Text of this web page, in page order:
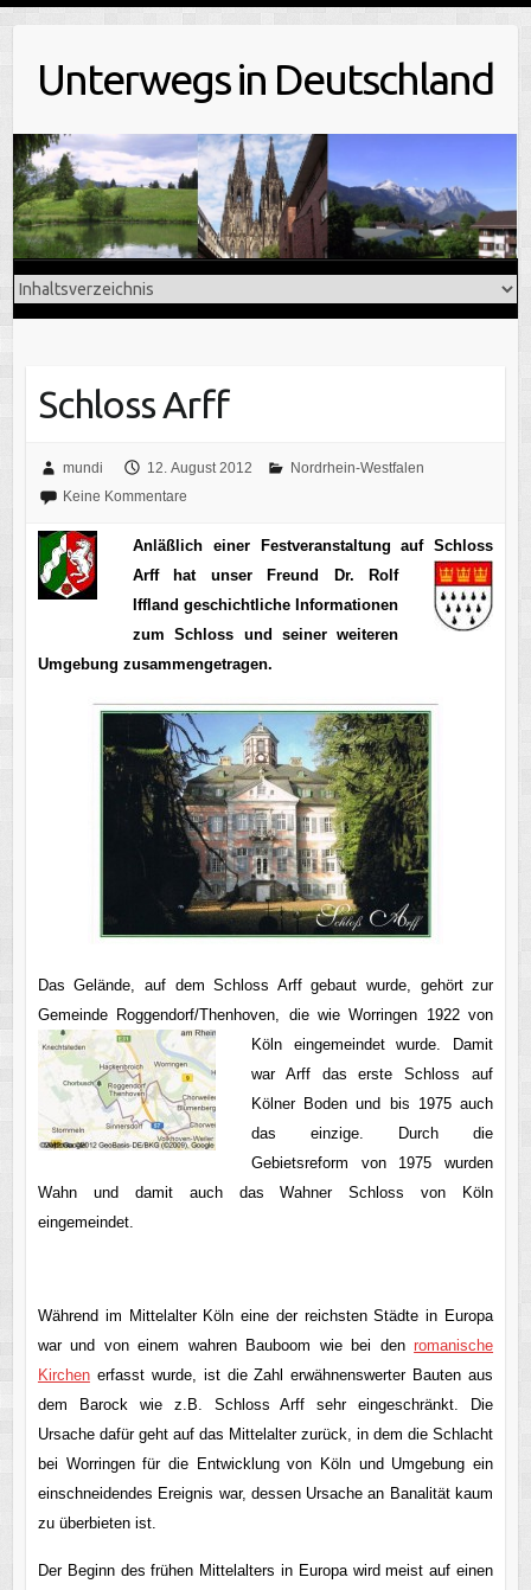
Unterwegs in Deutschland
Schloss Arff
mundi 12. August 2012
Nordrhein-Westfalen
Keine Kommentare
Anläßlich einer Festveranstaltung auf Schloss
Arffhat unser Freund Dr. Rolf
Iffland geschichtliche Informationen
zum Schloss und seiner weiteren
Umgebung zusammengetragen.
Das Gelände, auf dem Schloss Arff gebaut wurde, gehört zur
Gemeinde Roggendorf/Thenhoven, die wie Worringen 1922 von
Köln eingemeindetwurde. Damit
war Arff das erste Schloss auf
Kölner Boden und bis 1975 auch
das einzige. Durch die
Gebietsreform von 1975 wurden
Wahn und damit auch das Wahner Schloss von Köln
eingemeindet.
Während im Mittelalter Köln eine der reichsten Städte in Europa
war und von einem wahren Bauboom wie bei denromanische
Kirchenerfasst wurde, ist die Zahl erwähnenswerter Bauten aus
dem Barock wie z.B. Schloss Arff sehr eingeschränkt. Die
Ursache dafür geht auf das Mittelalter zurück, in dem die Schlacht
bei Worringen für die Entwicklung von Köln und Umgebung ein
einschneidendes Ereignis war, dessen Ursache an Banalität kaum
zu überbieten ist.
Der Beginn des frühen Mittelalters in Europa wird meist auf einen